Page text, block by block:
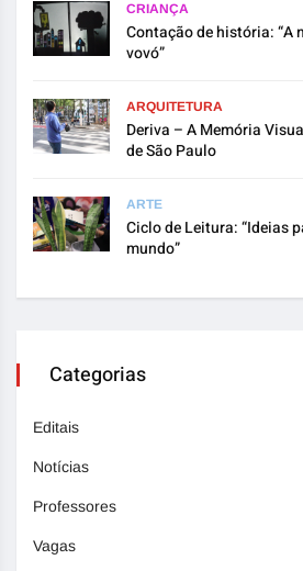
CRIANÇA
Contação de história: “A
vovó”
ARQUITETURA
Deriva – A Memória
de São Paulo
ARTE
Ciclo de Leitura: “Ideias
mundo”
Categorias
Editais
Notícias
Professores
Vagas